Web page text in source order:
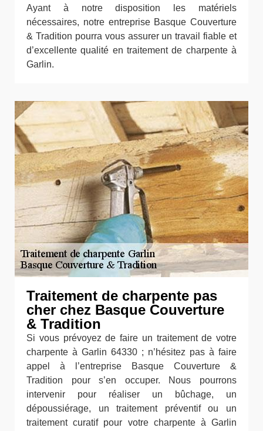
Ayant à notre disposition les matériels
nécessaires, notre entreprise Basque Couverture
& Tradition pourra vous assurer un travail fiable et
d’excellente qualité en traitement de charpente à
Garlin.
Traitement de charpente pas
cher chez Basque Couverture
& Tradition
Si vous prévoyez de faire un traitement de votre
charpente à Garlin 64330 ; n’hésitez pas à faire
appel à l’entreprise Basque Couverture &
Tradition pour s’en occuper. Nous pourrons
intervenir pour réaliser un bûchage, un
dépoussiérage, un traitement préventif ou un
traitement curatif pour votre charpente à Garlin